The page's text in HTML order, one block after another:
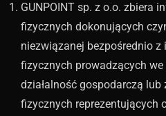
GUNPOINT sp. z o.o. zbiera
fizycznych dokonujących
niezwiązanej bezpośrednio z
fizycznych prowadzących we
działalność gospodarczą
fizycznych reprezentujących